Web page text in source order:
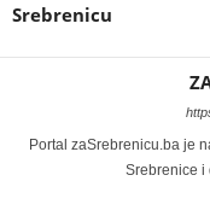
Srebrenicu
Portal zaSrebrenicu.ba je
Srebrenice i